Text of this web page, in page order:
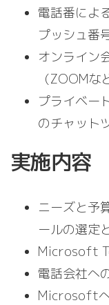
電話番によ
プッシュ番
オンライン
（ZOOMな
プライベー
のチャット
実施内容
ニーズと予
ールの選定
Microsoft
電話会社へ
Microsoftへ